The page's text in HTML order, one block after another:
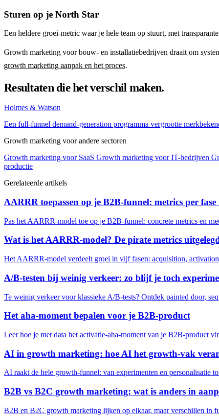
Sturen op je North Star
Een heldere groei-metric waar je hele team op stuurt, met
Growth marketing voor bouw- en installatiebedrijven draait om
growth marketing aanpak en het proces.
Resultaten die het verschil maken.
Holmes & Watson
Een full-funnel demand-generation programma vergrootte
Growth marketing voor andere sectoren
Growth marketing voor SaaS Growth marketing voor IT-bedrijven
productie
Gerelateerde artikels
AARRR toepassen op je B2B-funnel: metrics per fase
Pas het AARRR-model toe op je B2B-funnel: concrete metrics en
Wat is het AARRR-model? De pirate metrics
Het AARRR-model verdeelt groei in vijf fasen: acquisition,
A/B-testen bij weinig verkeer: zo blijf je toch
Te weinig verkeer voor klassieke A/B-tests? Ontdek painted door,
Het aha-moment bepalen voor je B2B-product
Leer hoe je met data het activatie-aha-moment van je B2B-product
AI in growth marketing: hoe AI het growth-vak
AI raakt de hele growth-funnel: van experimenten en personalisatie
B2B vs B2C growth marketing: wat is anders in
B2B en B2C growth marketing lijken op elkaar, maar verschillen in